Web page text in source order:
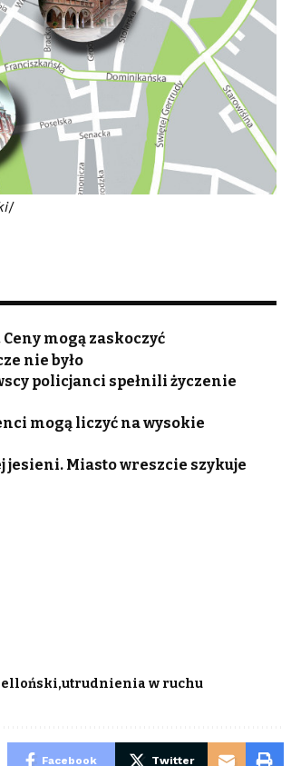
/
mogą zaskoczyć
nie było
policjanci spełnili życzenie
mogą liczyć na wysokie
jesieni. Miasto wreszcie szykuje
utrudnienia w ruchu
Facebook Twitter